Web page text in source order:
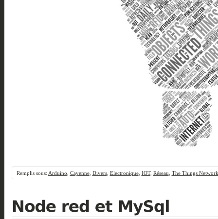
Remplis sous: Arduino Cayenne, Divers, Electronique, IOT, Réseau The Things Network